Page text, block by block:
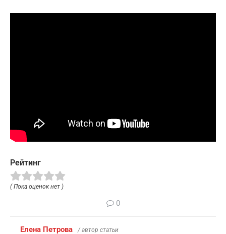
Рейтинг
( Пока оценок нет )
0
Елена Петрова / автор статьи